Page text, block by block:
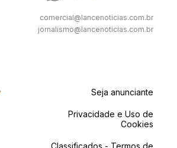
comercial@lancenoticias.com.br
jornalismo@lancenoticias.com.br
Seja anunciante
Privacidade e Uso de
Cookies
Classificados - Termos de